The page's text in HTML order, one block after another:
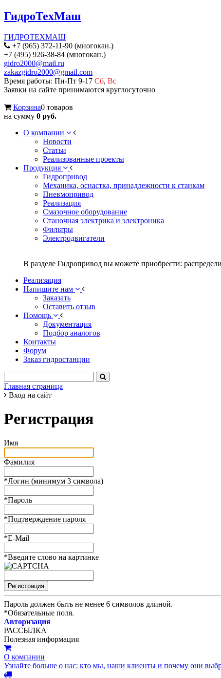
ГидроТехМаш
ГИДРОТЕХМАШ
+7 (965) 372-11-90 (многокан.)
+7 (495) 926-38-84 (многокан.)
gidro2000@mail.ru
zakazgidro2000@gmail.com
Время работы: Пн-Пт 9-17 Сб, Вс
Заявки на сайте принимаются круглосуточно
Корзина0 товаров
на сумму 0 руб.
О компании
Новости
Статьи
Реализованные проекты
Продукция
Гидропривод
Механика, оснастка, принадлежности к станкам
Пневмопривод
Реализация
Смазочное оборудование
Станочная электрика и электроника
Фильтры
Электродвигатели
В разделе Гидропривод вы можете приобрести:
Реализация
Напишите нам
Заказать
Оставить отзыв
Помощь
Документация
Подбор аналогов
Контакты
Форум
Заказ гидростанции
Главная страница
Вход на сайт
Регистрация
Имя
Фамилия
*Логин (минимум 3 символа)
*Пароль
*Подтверждение пароля
*E-Mail
*Введите слово на картинке
Пароль должен быть не менее 6 символов длиной.
*Обязательные поля.
Авторизация
РАССЫЛКА
Полезная информация
О компании
Узнайте больше о нас: кто мы, наши клиенты и почему они